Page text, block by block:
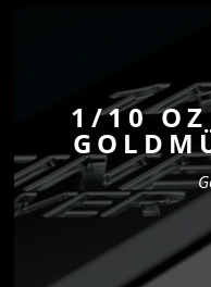
1/10